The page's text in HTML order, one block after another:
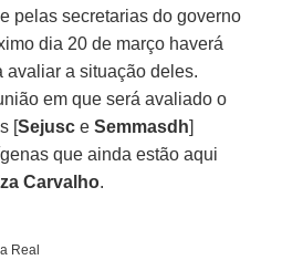
e pelas secretarias do governo
dia 20 de março haverá
avaliar a situação deles.
em que será avaliado o
[Sejusc eSemmasdh]
que ainda estão aqui
Carvalho.
Real